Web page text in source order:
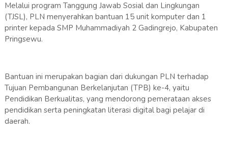
Melalui program Tanggung Jawab Sosial dan Lingkungan
(TJSL), PLN menyerahkan bantuan 15 unit komputer dan 1
printer kepada SMP Muhammadiyah 2 Gadingrejo, Kabupaten
Pringsewu.
Bantuan ini merupakan bagian dari dukungan PLN terhadap
Tujuan Pembangunan Berkelanjutan (TPB) ke-4, yaitu
Pendidikan Berkualitas, yang mendorong pemerataan akses
pendidikan serta peningkatan literasi digital bagi pelajar di
daerah.